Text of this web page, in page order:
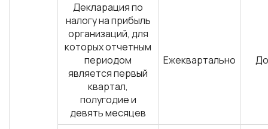
Декларация по
налогу на прибыль
организаций, для
которых отчетным
периодом
является первый
квартал,
полугодие и
девять месяцев
Ежеквартально